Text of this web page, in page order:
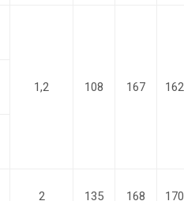
1,2 108 167 162
2 135 168 170